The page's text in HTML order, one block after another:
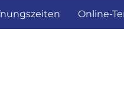
Online-